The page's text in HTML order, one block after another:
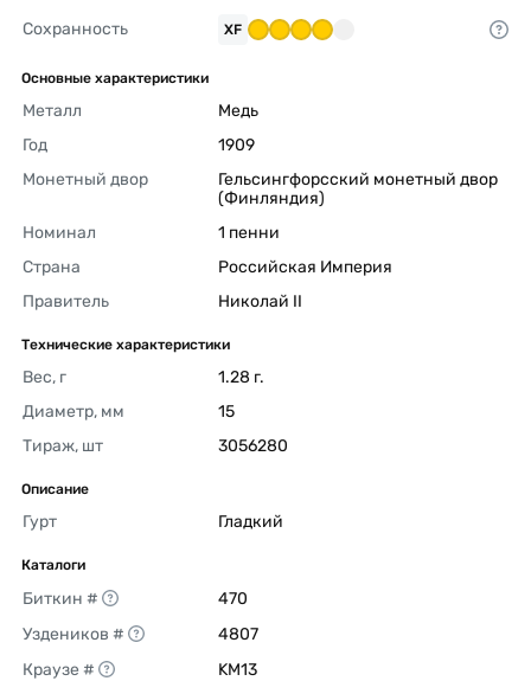
Сохранность XF
Основные характеристики
Металл
Медь
Год
1909
Монетный двор
Гельсингфорсский монетный двор
(Финляндия)
Номинал
1 пенни
Страна
Российская Империя
Правитель
Николай II
Технические характеристики
Вес, г
1.28 г.
Диаметр, мм
15
Тираж, шт
3056280
Описание
Гурт Гладкий
Каталоги
Биткин #
470
Уздеников #
4807
Краузе #
KM13